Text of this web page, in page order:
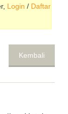
Login / Daftar
Kembali